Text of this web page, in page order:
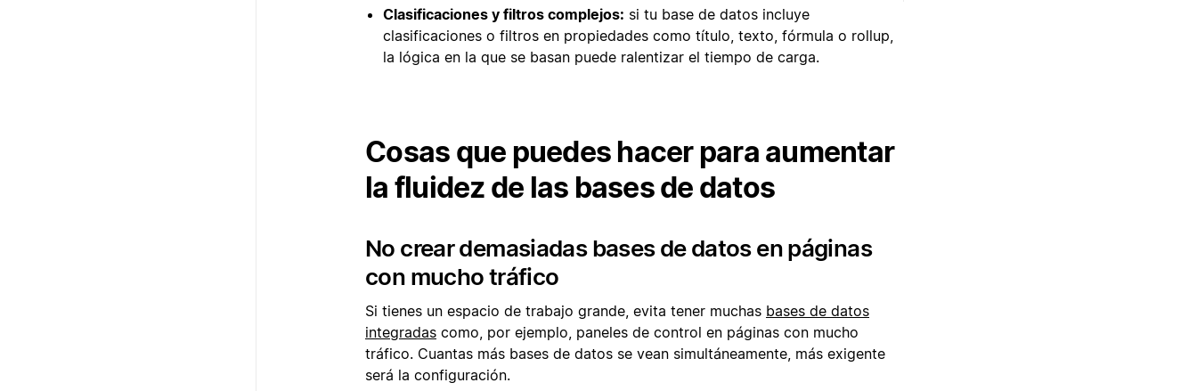
Clasificaciones y filtros complejos: si tu base de datos incluye
clasificaciones o filtros en propiedades como título, texto, fórmula o rollup,
la lógica en la que se basan puede ralentizar el tiempo de carga.
Cosas que puedes hacer para aumentar
la fluidez de las bases de datos
No crear demasiadas bases de datos en páginas
con mucho tráfico
Si tienes un espacio de trabajo grande, evita tener muchas bases de datos
integradas como, por ejemplo, paneles de control en páginas con mucho
tráfico. Cuantas más bases de datos se vean simultáneamente, más exigente
será la configuración.